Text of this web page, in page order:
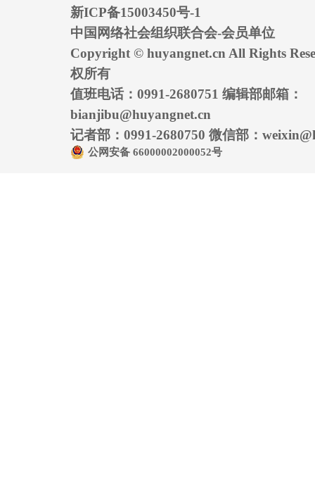
新ICP备15003450号-1
中国网络社会组织联合会-会员单位
Copyright © huyangnet.cn All Rights
权所有
值班电话：0991-2680751 编辑部邮箱：
bianjibu@huyangnet.cn
记者部：0991-2680750 微信部：
公网安备 66000002000052号